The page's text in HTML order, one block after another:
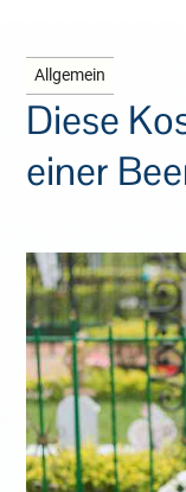
Allgemein
Diese
einer